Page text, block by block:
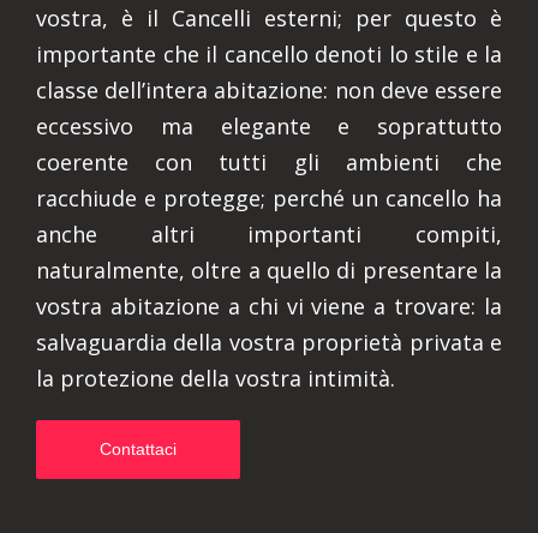
vostra, è il Cancelli esterni; per questo è
importante che il cancello denoti lo stile e la
classe dell’intera abitazione: non deve essere
eccessivo ma elegante e soprattutto
coerente con tutti gli ambienti che
racchiude e protegge; perché un cancello ha
anche altri importanti compiti,
naturalmente, oltre a quello di presentare la
vostra abitazione a chi vi viene a trovare: la
salvaguardia della vostra proprietà privata e
la protezione della vostra intimità.
Contattaci